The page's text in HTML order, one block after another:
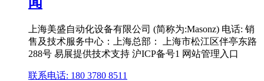
上海美盛自动化设备有限公司 (简称为:Masonz) 电话: 销
售及技术服务中心：上海总部： 上海市松江区伴亭东路
288号 易展提供技术支持 沪ICP备号1 网站管理入口
联系电话: 180 3780 8511